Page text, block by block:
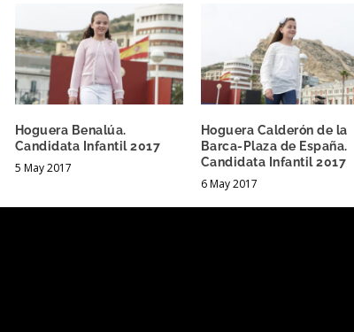
Hoguera Benalúa.
Candidata Infantil 2017
5 May 2017
Hoguera Calderón de la
Barca-Plaza de España.
Candidata Infantil 2017
6 May 2017